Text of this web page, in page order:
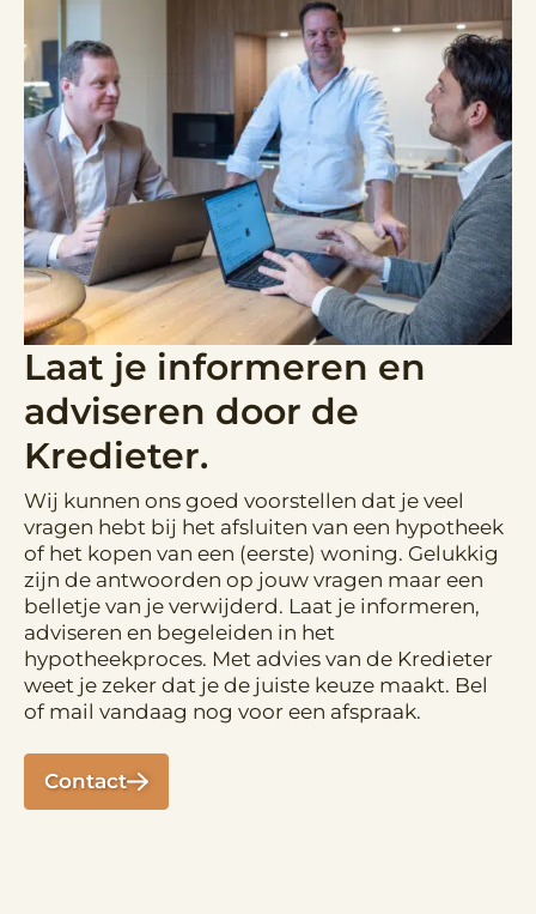
Laat je informeren en
adviseren door de
Kredieter.
Wij kunnen ons goed voorstellen dat je veel
vragen hebt bij het afsluiten van een hypotheek
of het kopen van een (eerste) woning. Gelukkig
zijn de antwoorden op jouw vragen maar een
belletje van je verwijderd. Laat je informeren,
adviseren en begeleiden in het
hypotheekproces. Met advies van de Kredieter
weet je zeker dat je de juiste keuze maakt. Bel
of mail vandaag nog voor een afspraak.
Contact